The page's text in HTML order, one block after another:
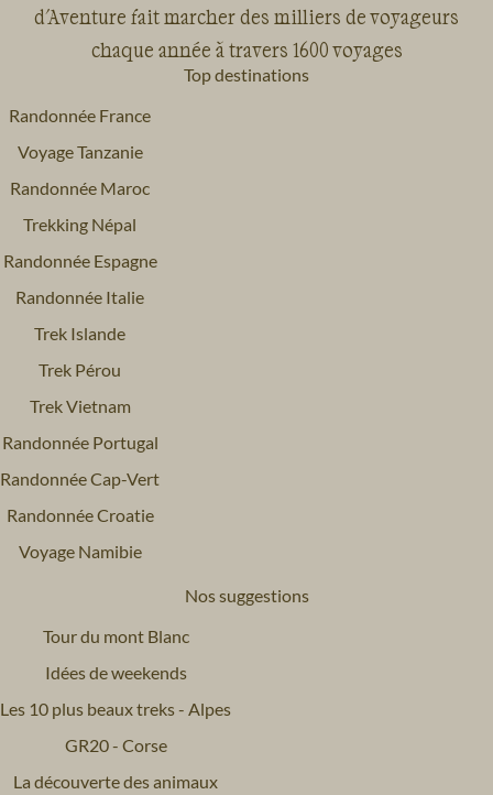
d'Aventure fait marcher des milliers de voyageurs
chaque année à travers 1600 voyages
Top destinations
Randonnée France
Voyage Tanzanie
Randonnée Maroc
Trekking Népal
Randonnée Espagne
Randonnée Italie
Trek Islande
Trek Pérou
Trek Vietnam
Randonnée Portugal
Randonnée Cap-Vert
Randonnée Croatie
Voyage Namibie
Nos suggestions
Tour du mont Blanc
Idées de weekends
Les 10 plus beaux treks - Alpes
GR20 - Corse
La découverte des animaux